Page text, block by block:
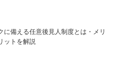
に備える任意後見人制度とは・メリ
ットを解説